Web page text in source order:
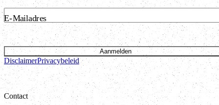
E-Mailadres
Aanmelden
DisclaimerPrivacybeleid
Contact